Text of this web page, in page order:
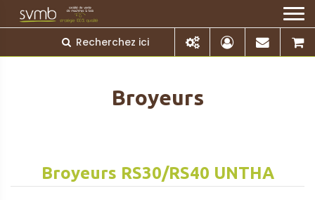
Broyeurs
Broyeurs RS30/RS40 UNTHA